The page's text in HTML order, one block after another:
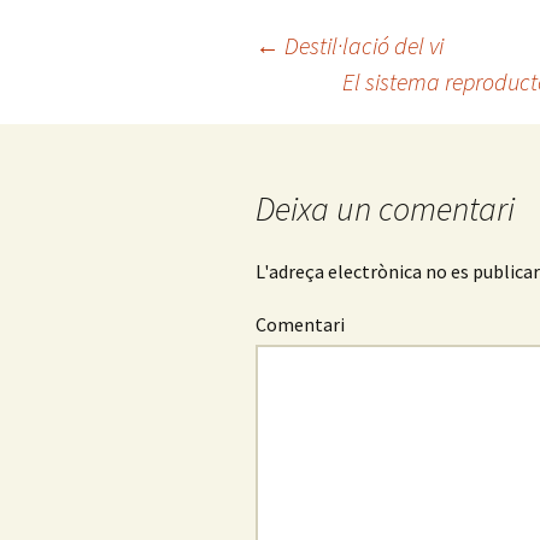
o
er p
ar
te
Navegació
← Destil·lació del vi
El sistema
Deixa un comentari
L'adreça electrònica no es
Comentari